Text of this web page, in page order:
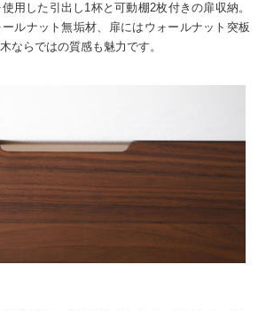
用した引出し1杯と可動棚2枚付きの扉収納。
ルナット無垢材、扉にはウォールナット突板
ならではの質感も魅力です。